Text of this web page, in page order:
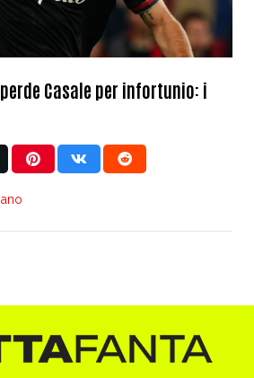
Casale per infortunio: i